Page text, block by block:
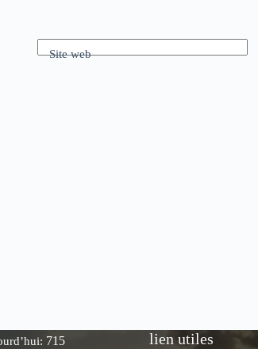
Site web
715 lien utiles